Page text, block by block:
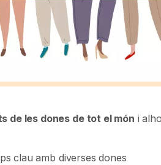
de les dones de tot el món i
clau amb diverses dones